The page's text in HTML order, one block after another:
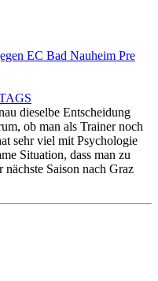
EC Bad Nauheim Pre
dieselbe Entscheidung
ob man als Trainer noch
sehr viel mit Psychologie
Situation, dass man zu
Saison nach Graz